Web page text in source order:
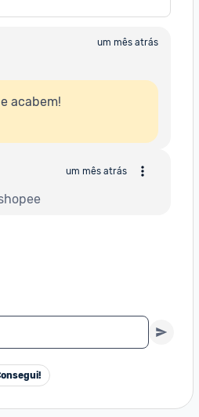
um mês atrás
acabem!
um mês atrás